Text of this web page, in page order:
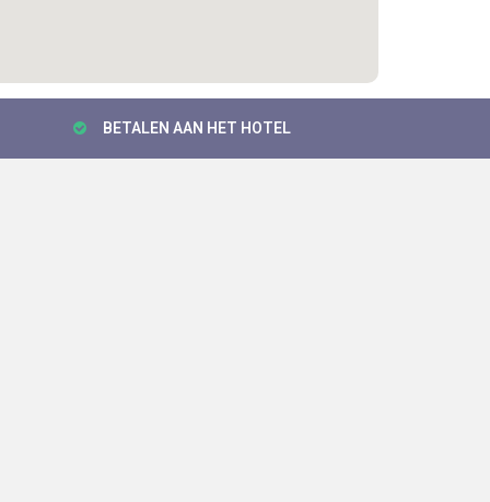
BETALEN AAN HET HOTEL